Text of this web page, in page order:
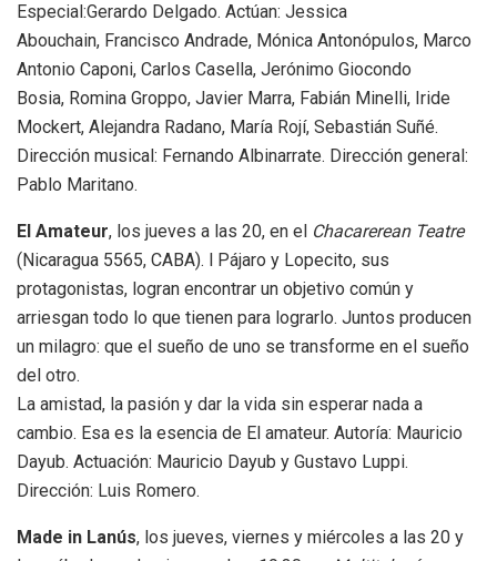
Especial:Gerardo Delgado. Actúan: Jessica
Abouchain, Francisco Andrade, Mónica Antonópulos, Marco
Antonio Caponi, Carlos Casella, Jerónimo Giocondo
Bosia, Romina Groppo, Javier Marra, Fabián Minelli, Iride
Mockert, Alejandra Radano, María Rojí, Sebastián Suñé.
Dirección musical: Fernando Albinarrate. Dirección general:
Pablo Maritano.
El Amateur, los jueves a las 20, en el Chacarerean Teatre
(Nicaragua 5565, CABA). l Pájaro y Lopecito, sus
protagonistas, logran encontrar un objetivo común y
arriesgan todo lo que tienen para lograrlo. Juntos producen
un milagro: que el sueño de uno se transforme en el sueño
del otro.
La amistad, la pasión y dar la vida sin esperar nada a
cambio. Esa es la esencia de El amateur. Autoría: Mauricio
Dayub. Actuación: Mauricio Dayub y Gustavo Luppi.
Dirección: Luis Romero.
Made in Lanús, los jueves, viernes y miércoles a las 20 y